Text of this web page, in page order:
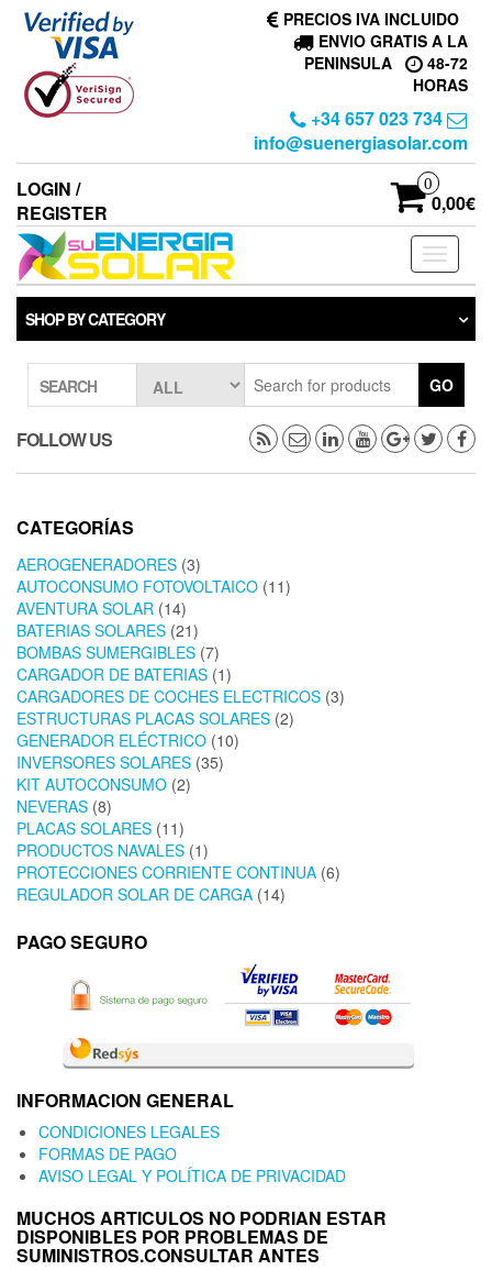
Skip
content
PRECIOS IVA INCLUIDO
ENVIO GRATIS A LA
PENINSULA
48-72
HORAS
+34 657 023 734
info@suenergiasolar.com
LOGIN /
REGISTER
0
0,00€
Toggle
SHOP BY CATEGORY
SEARCH GO
FOLLOW US
CATEGORÍAS
AEROGENERADORES (3)
AUTOCONSUMO FOTOVOLTAICO (11)
AVENTURA SOLAR (14)
BATERIAS SOLARES (21)
BOMBAS SUMERGIBLES (7)
CARGADOR DE BATERIAS (1)
CARGADORES DE COCHES ELECTRICOS (3)
ESTRUCTURAS PLACAS SOLARES (2)
GENERADOR ELÉCTRICO (10)
INVERSORES SOLARES (35)
KIT AUTOCONSUMO (2)
NEVERAS (8)
PLACAS SOLARES (11)
PRODUCTOS NAVALES (1)
PROTECCIONES CORRIENTE CONTINUA (6)
REGULADOR SOLAR DE CARGA (14)
PAGO SEGURO
INFORMACION GENERAL
CONDICIONES LEGALES
FORMAS DE PAGO
AVISO LEGAL Y POLÍTICA DE PRIVACIDAD
MUCHOS ARTICULOS NO PODRIAN ESTAR
DISPONIBLES POR PROBLEMAS DE
SUMINISTROS.CONSULTAR ANTES